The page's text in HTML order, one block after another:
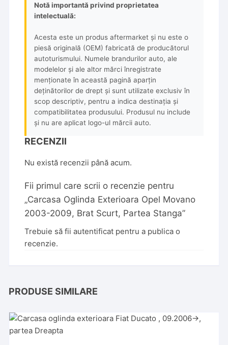
Notă importantă privind proprietatea
intelectuală:
Acesta este un produs aftermarket și nu este o
piesă originală (OEM) fabricată de producătorul
autoturismului. Numele brandurilor auto, ale
modelelor și ale altor mărci înregistrate
menționate în această pagină aparțin
deținătorilor de drept și sunt utilizate exclusiv în
scop descriptiv, pentru a indica destinația și
compatibilitatea produsului. Produsul nu include
și nu are aplicat logo-ul mărcii auto.
RECENZII
Nu există recenzii până acum.
Fii primul care scrii o recenzie pentru
„Carcasa Oglinda Exterioara Opel Movano
2003-2009, Brat Scurt, Partea Stanga”
Trebuie să fiiautentificat pentru a publica o
recenzie.
PRODUSE SIMILARE